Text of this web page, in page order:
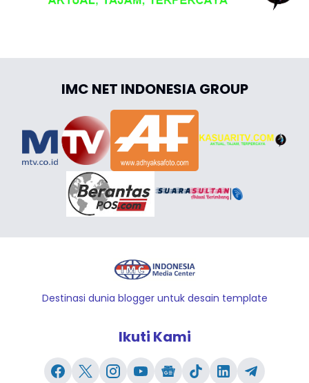
IMC NET INDONESIA GROUP
Destinasi dunia blogger untuk desain template
Ikuti Kami